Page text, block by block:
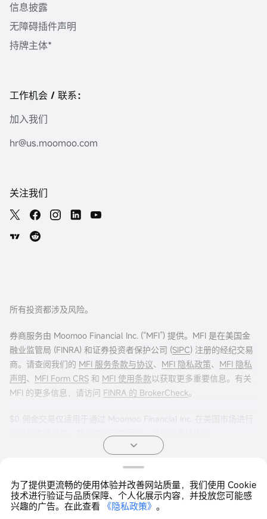
为了提供更流畅的使用体验并改善网站质量，我们使用 Cookie
技术进行验证与品质保障、个人化展示内容，并投放您可能感
兴趣的广告。在此查看 《隐私政策》 。
信息披露
无障碍插件声明
持牌主体*
工作机会 / 联系：
加入我们
hr@us.moomoo.com
关注我们
所有投资都涉及风险。
券商服务由 Moomoo Financial Inc. (“MFI”) 提供。MFI 是在美国金
融业监管局 (FINRA) 和证券投资者保护公司 (SIPC) 注册的经纪交易
商。请查阅我们的 MFI 服务条款与协议、 MFI 隐私政策、 MFI 隐私
声明、 MFI Form CRS 和 MFI 使用条款以获取更多重要信息。有关
MFI 的更多信息，请访问 FINRA 的 BrokerCheck。
$0 佣金交易仅适用于通过 Moomoo Financial Inc. 在美国市场进行
交易的美国居民。其他费用可能适用。更多信息请访问
。
权交易策略之前，阅读《标准化期权的特征与风险》非常重要。期
权交易通常很复杂，并可能在相对较短的时间内导致损失全部投
Copyright © 2026 Moomoo Technologies Inc. 版权所有